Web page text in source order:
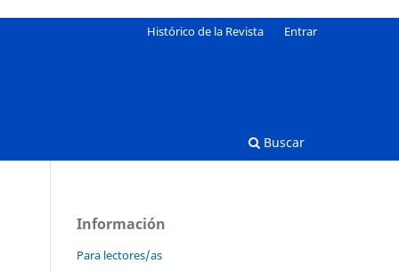
Buscar
Histórico de la Revista Entrar
Información
Para lectores/as